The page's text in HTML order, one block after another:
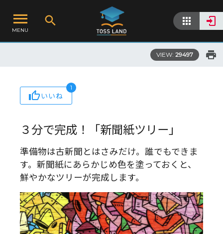
MENU
VIEW: 29497
いいね
1
３分で完成！「新聞紙ツリー」
準備物は古新聞とはさみだけ。誰でもできま
す。新聞紙にあらかじめ色を塗っておくと、
鮮やかなツリーが完成します。